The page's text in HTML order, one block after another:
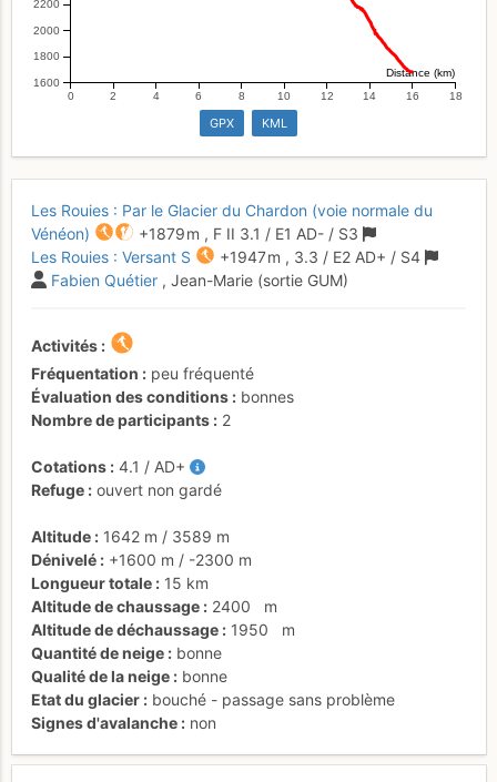
1600
1800
2000
2200
0 2 4 6 8 10 12 14 16 18
Distance (km)
GPX KML
Les Rouies : Par le Glacier du Chardon (voie normale du
Vénéon)
+1879 m , F II 3.1 / E1 AD- / S3
Les Rouies : Versant S
+1947 m , 3.3 / E2 AD+ / S4
Fabien Quétier , Jean-Marie (sortie GUM)
Activités
Fréquentation
peu fréquenté
Évaluation des conditions
bonnes
Nombre de participants
2
Cotations 4.1 / AD+
Refuge
ouvert non gardé
Altitude 1642 m / 3589 m
Dénivelé
+1600 m / -2300 m
Longueur totale
15 km
Altitude de chaussage
2400
m
Altitude de déchaussage
1950
m
Quantité de neige
bonne
Qualité de la neige
bonne
Etat du glacier
bouché - passage sans problème
Signes d'avalanche
non